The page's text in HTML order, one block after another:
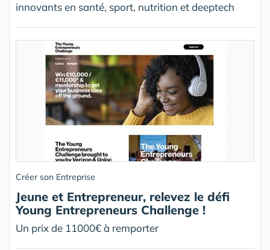
innovants en santé, sport, nutrition et deeptech
Créer son Entreprise
Jeune et Entrepreneur, relevez le défi
Young Entrepreneurs Challenge !
Un prix de 11000€ à remporter